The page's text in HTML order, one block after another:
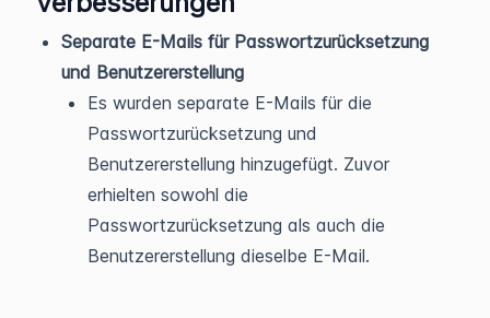
Separate E-Mails für Passwortzurücksetzung
und Benutzererstellung
Es wurden separate E-Mails für die
Passwortzurücksetzung und
Benutzererstellung hinzugefügt. Zuvor
erhielten sowohl die
Passwortzurücksetzung als auch die
Benutzererstellung dieselbe E-Mail.